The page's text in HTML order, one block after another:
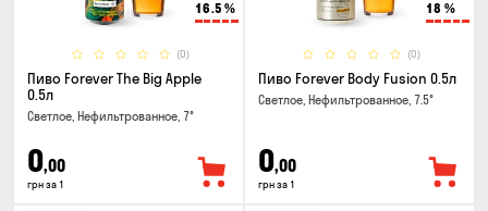
16.5 %
(0)
Пиво Forever The Big Apple
0.5л
Светлое, Нефильтрованное, 7°
0,00
грн за 1
18 %
(0)
Пиво Forever Body Fusion 0.5л
Светлое, Нефильтрованное, 7.5°
0,00
грн за 1